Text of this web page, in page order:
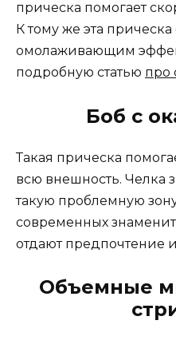
прическа помогает
К тому же эта прическа
омолаживающим
подробную статью про
Боб с
Такая прическа
всю внешность. Челка
такую проблемную
современных
отдают предпочтение
Объемные